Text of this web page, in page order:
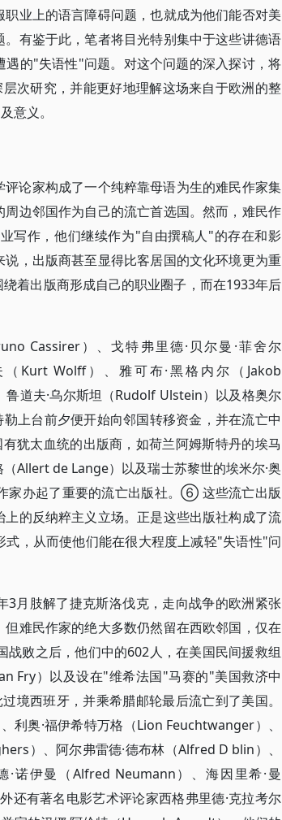
业上的语言障碍问题，也就成为他们能否对美
有鉴于此，笔者将目光特别集中于这些讲德语
的"失语性"问题。对这个问题的深入探讨，将
次研究，并能更好地理解这场来自于欧洲的整
意义。
论家构成了一个纯粹靠母语为生的难民作家集
边邻国作为自己的流亡首选国。然而，难民作
写作，他们继续作为"自由撰稿人"的存在和影
，出版商甚至显得比客居国的文化环境更为重
着出版商形成自己的职业圈子，而在1933年后
Cassirer）、戈特弗里德·贝尔曼·菲舍尔
Kurt Wolff）、雅可布·黑格内尔（Jakob
道夫·乌尔斯坦（Rudolf Ulstein）以及格奥尔
上台前夕便开始向邻国转移资金，并在流亡中
犹太血统的出版商，如荷兰阿姆斯特丹的埃马
Allert de Lange）以及瑞士苏黎世的埃米尔·奥
家办起了重要的流亡出版社。⑥ 这些流亡出版
的反纳粹主义立场。正是这些出版社构成了流
，从而使他们能在很大程度上减轻"失语性"问
月肢解了捷克斯洛伐克，走向战争的欧洲紧张
难民作家的绝大多数仍然留在西欧邻国，仅在
败之后，他们中的602人，在美国民间援救组
Fry）以及设在"维希法国"马赛的"美国救济中
境西班牙，并乘希腊邮轮最后流亡到了美国。
奥·福伊希特万格（Lion Feuchtwanger）、
）、阿尔弗雷德·德布林（Alfred D blin）、
诺伊曼（Alfred Neumann）、海因里希·曼
还有著名电影艺术评论家西格弗里德·克拉考尔